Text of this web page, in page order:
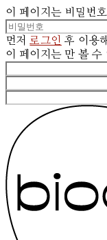
이 페이지는 비밀번
먼저 로그인 후 이용
이 페이지는만 볼 수